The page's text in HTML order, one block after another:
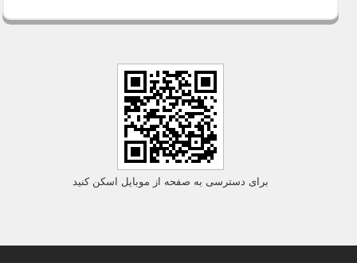
برای دسترسی به صفحه از موبایل اسکن کنید